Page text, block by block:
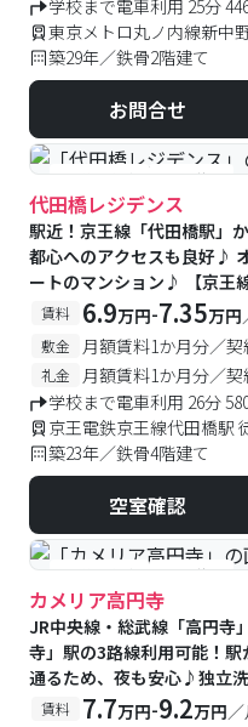
学校まで電車利用 25分
東京メトロ丸ノ内線新中
築29年／鉄骨2階建て
お問合せ
#予約受付中 #空室待ち
代田橋レジデンス
駅近！京王線「代田橋駅」
都心へのアクセスも良好♪
ートのマンション♪ 【京王
め】
賃料 6.9万円-7.35万円
敷金 月額賃料1か月分／契
礼金
月額賃料1か月分／
学校まで電車利用 26分
京王電鉄京王線代田橋駅
築23年／鉄骨4階建て
空室確認
#予約受付中 #空室待ち
カメリア高円寺
JR中央線・総武線「高円寺
寺」駅の3路線利用可能！
通るため、夜も安心♪独立
賃料 7.7万円-9.2万円／